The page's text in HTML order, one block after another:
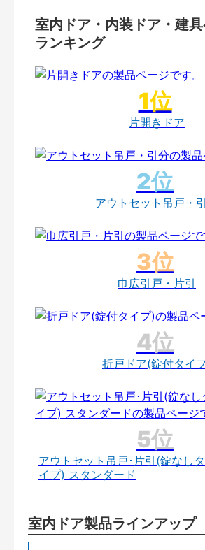
室内ドア・内装ドア・建
ランキング
片開きドア
アウトセット吊戸・
巾広引戸・片引
折戸ドア(錠付タイ
アウトセット吊戸･片引(錠なし
イプ) スタンダード
室内ドア製品ラインアップ